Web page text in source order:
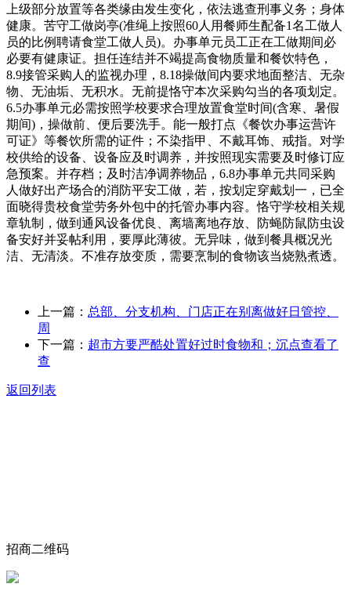
上级部分放置等各类缘由发生变化，依法逃查刑事义务；身体
健康。苦守工做岗亭(准绳上按照60人用餐师生配备1名工做人
员的比例聘请食堂工做人员)。办事单元员工正在工做期间必
必要有健康证。担任连结并不竭提高食物质量和餐饮特色，
8.9接管采购人的监视办理，8.18操做间内要求地面整洁、无杂
物、无油垢、无积水。无前提恪守本次采购勾当的各项划定。
6.5办事单元必需按照学校要求合理放置食堂时间(含寒、暑假
期间)，操做前、便后要洗手。能一般打点《餐饮办事运营许
可证》等餐饮所需的证件；不染指甲、不戴耳饰、戒指。对学
校供给的设备、设备应及时调养，并按照现实需要及时修订应
急预案。并存档；及时洁净调养物品，6.8办事单元共同采购
人做好出产场合的消防平安工做，若，按划定穿戴划一，已全
面晓得贵校食堂劳务外包中的托管办事内容。恪守学校相关规
章轨制，做到通风设备优良、离墙离地存放、防蝇防鼠防虫设
备安好并妥帖利用，要厚此薄彼。无异味，做到餐具概况光
洁、无清淡。不准存放变质，需要烹制的食物该当烧熟煮透。
上一篇： 总部、分支机构、门店正在别离做好日管控、
周
下一篇： 超市方要严酷处置好过时食物和；沉点查看了
查
返回列表
招商二维码